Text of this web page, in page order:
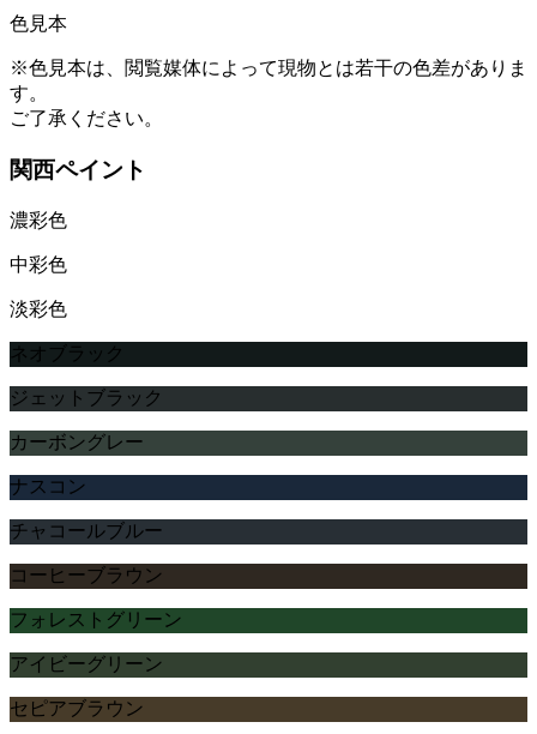
色見本
※色見本は、閲覧媒体によって現物とは若干の色差がありま
す。
ご了承ください。
関西ペイント
濃彩色
中彩色
淡彩色
ネオブラック
ジェットブラック
カーボングレー
ナスコン
チャコールブルー
コーヒーブラウン
フォレストグリーン
アイビーグリーン
セピアブラウン